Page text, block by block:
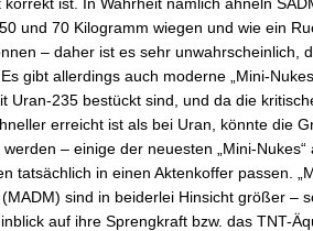
und 70 Kilogramm wiegen und wie ein
– daher ist es sehr unwahrscheinlich,
gibt allerdings auch moderne „Mini-
Uran-235 bestückt sind, und da die
erreicht ist als bei Uran, könnte die
– einige der neuesten „Mini-Nukes“
tatsächlich in einen Aktenkoffer passen.
sind in beiderlei Hinsicht größer –
auf ihre Sprengkraft bzw. das TNT-